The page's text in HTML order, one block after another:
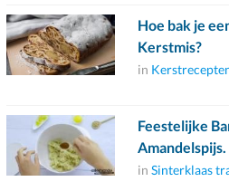
Hoe bak je
Kerstmis?
in
Feestelijke
Amandelspijs.
in Sinterklaas